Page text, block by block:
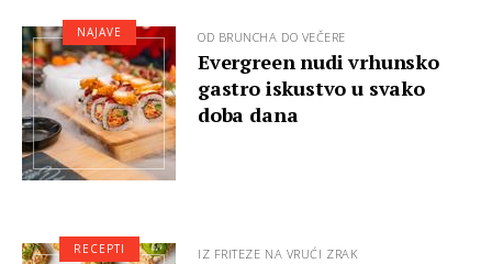
OD BRUNCHA DO VEČERE
Evergreen nudi vrhunsko
gastro iskustvo u svako
doba dana
NAJAVE
IZ FRITEZE NA VRUĆI ZRAK
RECEPTI